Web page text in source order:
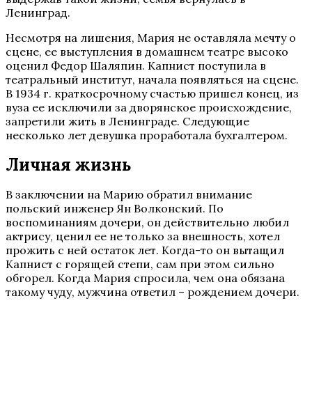
Ленинград.
Несмотря на лишения, Мария не оставляла мечту о
сцене, ее выступления в домашнем театре высоко
оценил Федор Шаляпин. Капнист поступила в
театральный институт, начала появляться на сцене.
В 1934 г. краткосрочному счастью пришел конец, из
вуза ее исключили за дворянское происхождение,
запретили жить в Ленинграде. Следующие
несколько лет девушка проработала бухгалтером.
Личная жизнь
В заключении на Марию обратил внимание
польский инженер Ян Волконский. По
воспоминаниям дочери, он действительно любил
актрису, ценил ее не только за внешность, хотел
прожить с ней остаток лет. Когда-то он вытащил
Капнист с горящей степи, сам при этом сильно
обгорел. Когда Мария спросила, чем она обязана
такому чуду, мужчина ответил – рождением дочери.